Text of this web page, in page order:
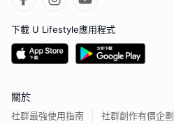
下載 U Lifestyle應用程式
關於
社群最強使用指南 社群創作有價企劃